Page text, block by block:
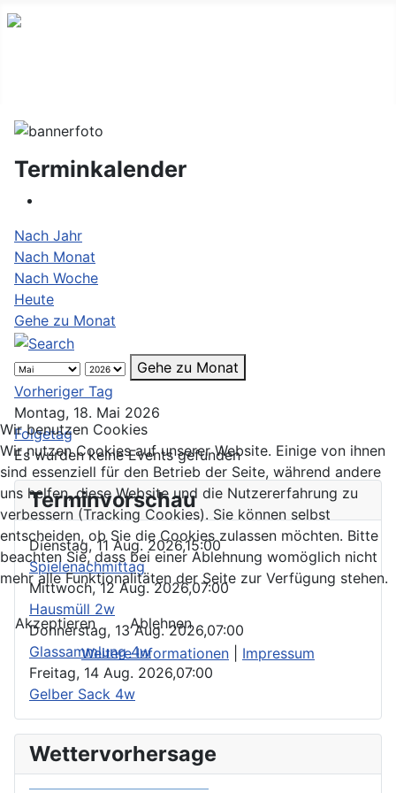
Terminkalender
Nach Jahr
Nach Monat
Nach Woche
Heute
Gehe zu Monat
Gehe zu Monat
Vorheriger Tag
Montag, 18. Mai 2026
Folgetag
Es wurden keine Events gefunden
Terminvorschau
Dienstag, 11 Aug. 2026,15:00
Spielenachmittag
Mittwoch, 12 Aug. 2026,07:00
Hausmüll 2w
Donnerstag, 13 Aug. 2026,07:00
Glassammlung 4w
Freitag, 14 Aug. 2026,07:00
Gelber Sack 4w
Wettervorhersage
Wir benutzen Cookies
Wir nutzen Cookies auf unserer Website. Einige von ihnen
sind essenziell für den Betrieb der Seite, während andere
uns helfen, diese Website und die Nutzererfahrung zu
verbessern (Tracking Cookies). Sie können selbst
entscheiden, ob Sie die Cookies zulassen möchten. Bitte
beachten Sie, dass bei einer Ablehnung womöglich nicht
mehr alle Funktionalitäten der Seite zur Verfügung stehen.
Akzeptieren
Ablehnen
Weitere Informationen
Impressum